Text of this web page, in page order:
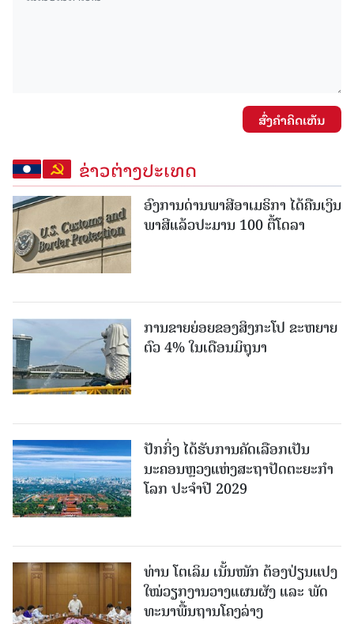
ສົ່ງຄໍາຄິດເຫັນ
ຂ່າວຕ່າງປະເທດ
ອົງການດ່ານພາສີອາເມຣິກາ ໄດ້ຄືນເງິນ
ພາສີແລ້ວປະມານ 100 ຕື້ໂດລາ
ການຂາຍຍ່ອຍຂອງສິງກະໂປ ຂະຫຍາຍ
ຕົວ 4% ໃນເດືອນມິຖຸນາ
ປັກກິ່ງ ໄດ້ຮັບການຄັດເລືອກເປັນ
ນະຄອນຫຼວງແຫ່ງສະຖາປັດຕະຍະກຳ
ໂລກ ປະຈຳປີ 2029
ທ່ານ ໂຕ​ເລິມ ເນັ້ນໜັກ ຕ້ອງ​ປ່ຽນ​ແປງ​
ໃໝ່​ວຽກ​ງານ​ວາງ​ແຜນ​ຜັງ ແລະ ​ພັດ​
ທະ​ນາ​ພື້ນ​ຖານ​ໂຄງ​ລ່າງ